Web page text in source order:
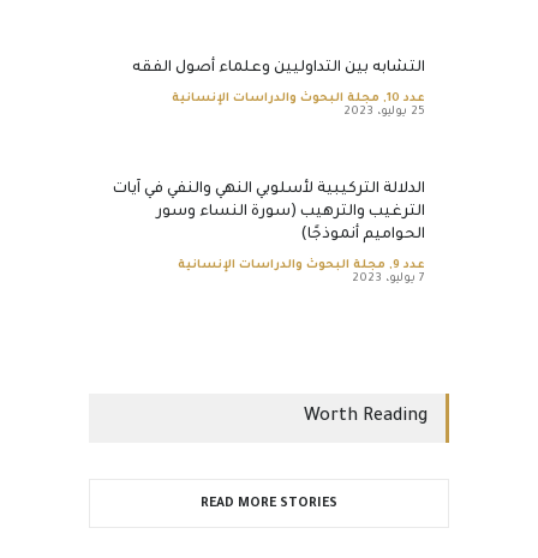
التشابه بين التداوليين وعلماء أصول الفقه
عدد 10 , مجلة البحوث والدراسات الإنسانية
25 يوليو، 2023
الدلالة التركيبية لأسلوبي النهي والنفي في آيات
الترغيب والترهيب (سورة النساء وسور
الحواميم أنموذجًا)
عدد 9 , مجلة البحوث والدراسات الإنسانية
7 يوليو، 2023
Worth Reading
READ MORE STORIES